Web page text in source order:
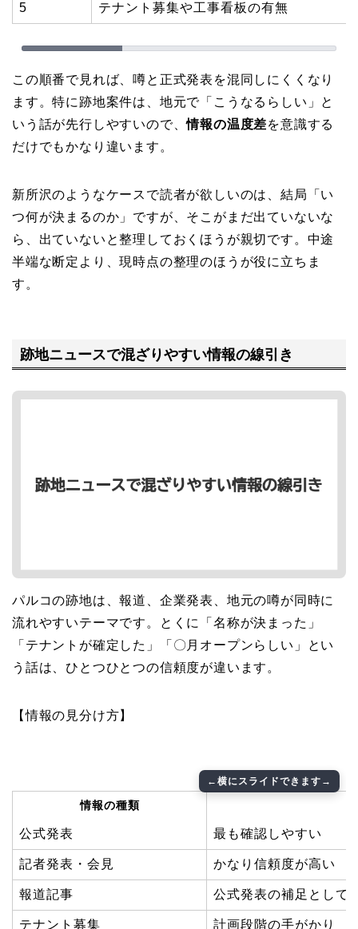
5 テナント募集や工事看板の有無
この順番で見れば、噂と正式発表を混同しにくくなり
ます。特に跡地案件は、地元で「こうなるらしい」と
いう話が先行しやすいので、情報の温度差を意識する
だけでもかなり違います。
新所沢のようなケースで読者が欲しいのは、結局「い
つ何が決まるのか」ですが、そこがまだ出ていないな
ら、出ていないと整理しておくほうが親切です。中途
半端な断定より、現時点の整理のほうが役に立ちま
す。
跡地ニュースで混ざりやすい情報の線引き
パルコの跡地は、報道、企業発表、地元の噂が同時に
流れやすいテーマです。とくに「名称が決まった」
「テナントが確定した」「〇月オープンらしい」とい
う話は、ひとつひとつの信頼度が違います。
【情報の見分け方】
情報の種類
公式発表 最も確認しやすい
記者発表・会見 かなり信頼度が高い
報道記事 公式発表の補足として
テナント募集 計画段階の手がかり